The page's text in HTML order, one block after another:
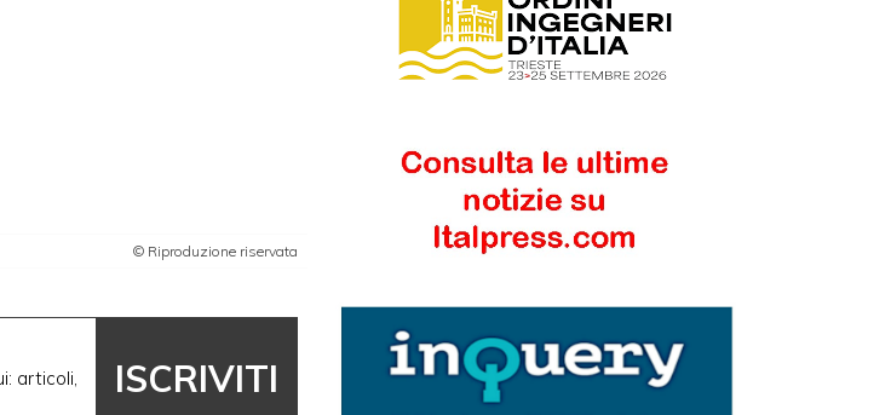
© Riproduzione riservata
articoli,
ISCRIVITI